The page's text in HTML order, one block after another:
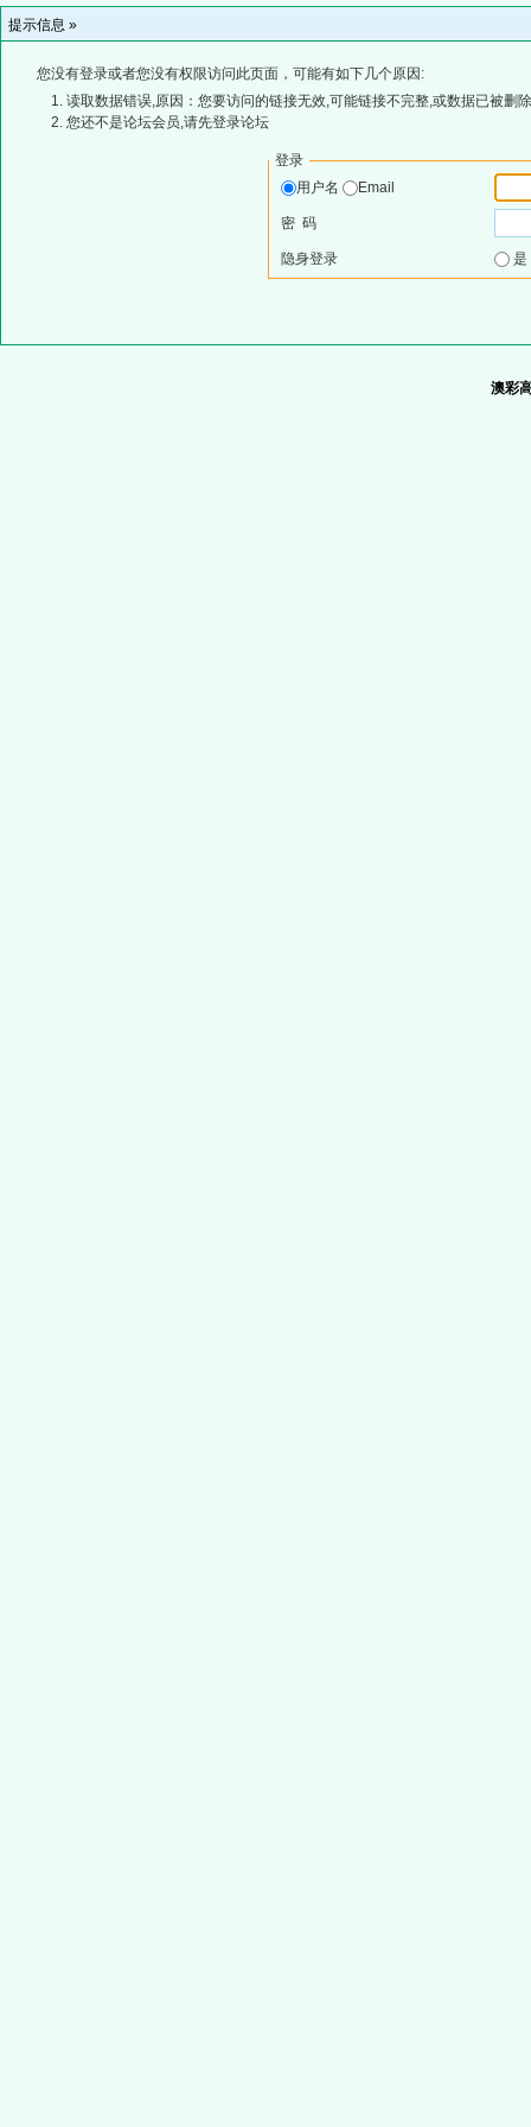
提示信息 »
您没有登录或者您没有权限访问此页面，可能有如下几个原因:
读取数据错误,原因：您要访问的链接无效,可能链接不完整,或数据已被删
您还不是论坛会员,请先登录论坛
登录
用户名
Email
密 码
隐身登录
澳彩